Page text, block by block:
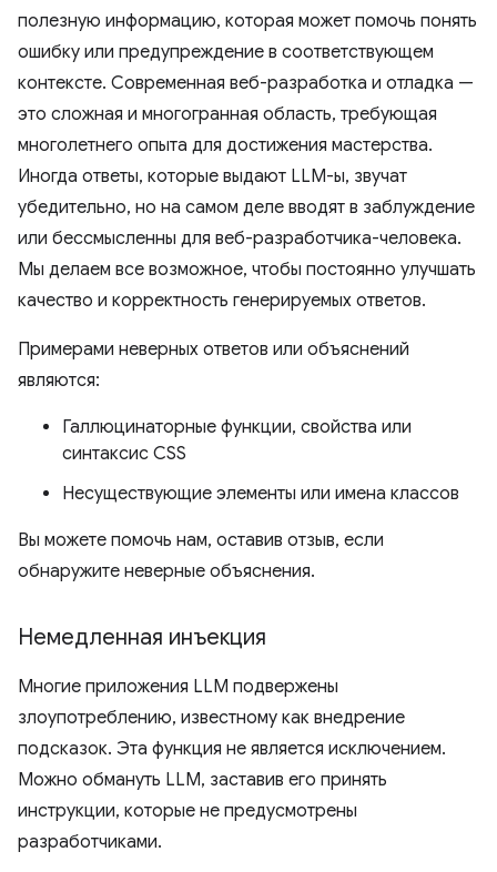
полезную информацию, которая может помочь понять
ошибку или предупреждение в соответствующем
контексте. Современная веб-разработка и отладка —
это сложная и многогранная область, требующая
многолетнего опыта для достижения мастерства.
Иногда ответы, которые выдают LLM-ы, звучат
убедительно, но на самом деле вводят в заблуждение
или бессмысленны для веб-разработчика-человека.
Мы делаем все возможное, чтобы постоянно улучшать
качество и корректность генерируемых ответов.
Примерами неверных ответов или объяснений
являются:
Галлюцинаторные функции, свойства или
синтаксис CSS
Несуществующие элементы или имена классов
Вы можете помочь нам, оставив отзыв, если
обнаружите неверные объяснения.
Немедленная инъекция
Многие приложения LLM подвержены
злоупотреблению, известному как внедрение
подсказок. Эта функция не является исключением.
Можно обмануть LLM, заставив его принять
инструкции, которые не предусмотрены
разработчиками.